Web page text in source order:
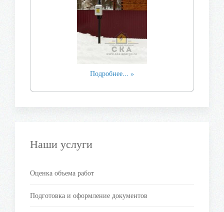
Подробнее...
Наши услуги
Оценка объема работ
Подготовка и оформление документов